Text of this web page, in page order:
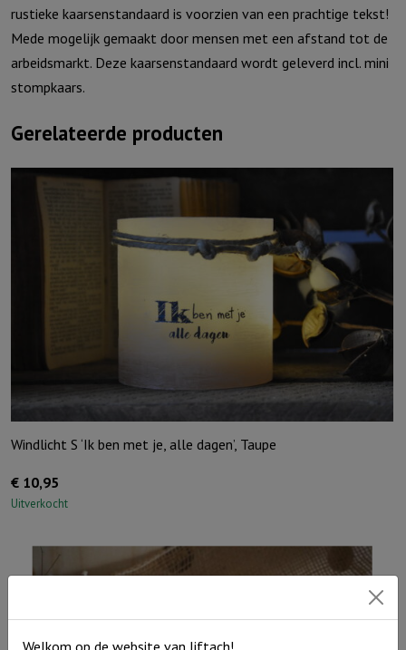
rustieke kaarsenstandaard is voorzien van een prachtige tekst!
Mede mogelijk gemaakt door mensen met een afstand tot de
arbeidsmarkt. Deze kaarsenstandaard wordt geleverd incl. mini
stompkaars.
Gerelateerde producten
Windlicht S ‘Ik ben met je, alle dagen’, Taupe
€ 10,95
Uitverkocht
Welkom op de website van Jiftach!